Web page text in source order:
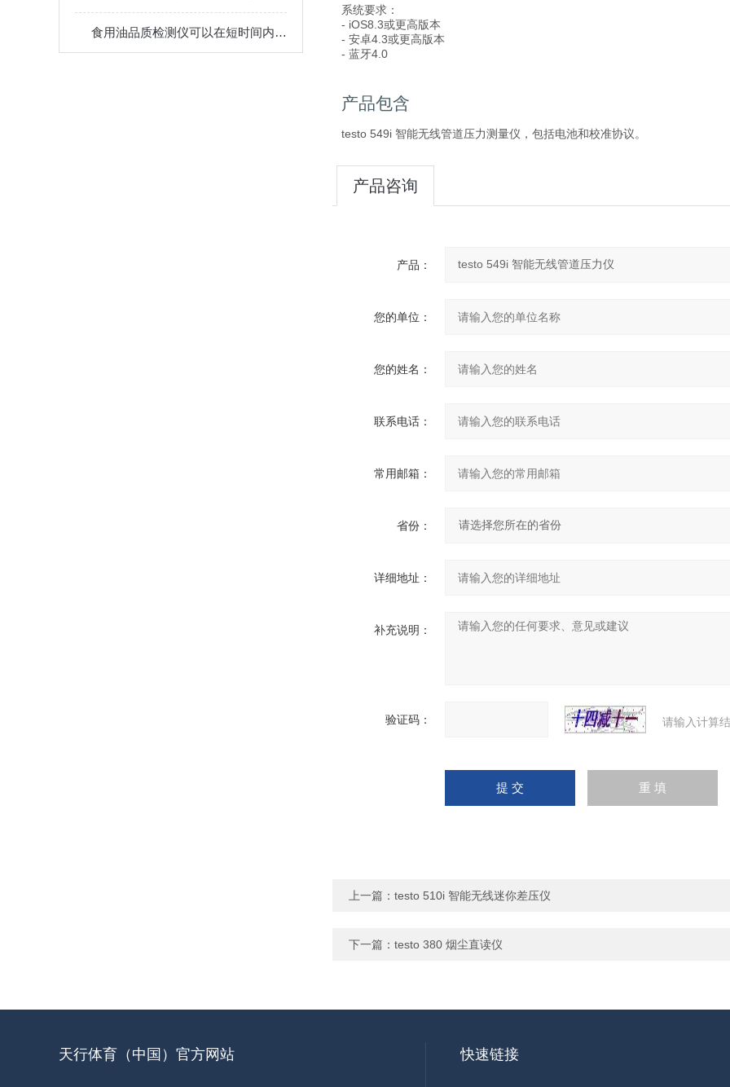
食用油品质检测仪可以在短时间内快速地检测出食用油中的有害物质
系统要求：
- iOS8.3或更高版本
- 安卓4.3或更高版本
- 蓝牙4.0
产品包含
testo 549i 智能无线管道压力测量仪，包括电池和校准协议。
产品咨询
产品：
您的单位：
您的姓名：
联系电话：
常用邮箱：
省份：
详细地址：
补充说明：
验证码： 请输入计算
上一篇： testo 510i 智能无线迷你差压仪
下一篇： testo 380 烟尘直读仪
天行体育（中国）官方网站 快速链接